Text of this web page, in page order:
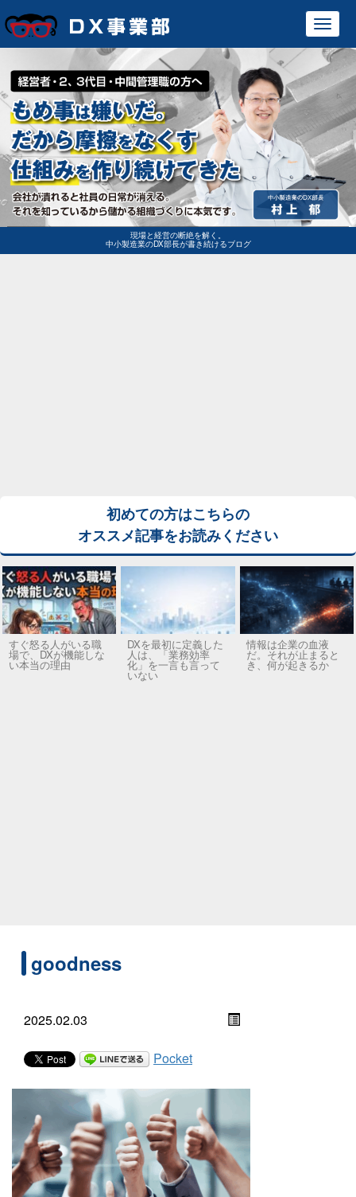
現場と経営の断絶を解く。
中小製造業のDX部長が書き続けるブログ
初めての方はこちらの
オススメ記事をお読みください
すぐ怒る人がいる職
場で、DXが機能しな
い本当の理由
DXを最初に定義した
人は、「業務効率
化」を一言も言って
いない
情報は企業の血液
だ。それが止まると
き、何が起きるか
goodness
2025.02.03
Pocket